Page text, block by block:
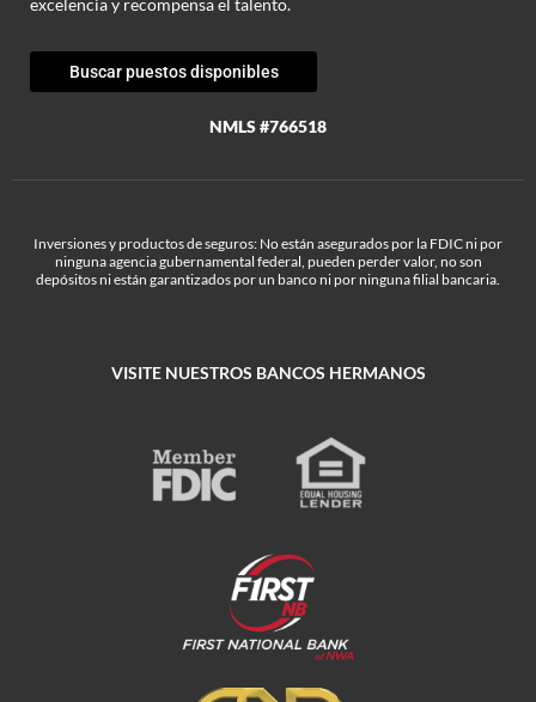
excelencia y recompensa el talento.
Buscar puestos disponibles
NMLS #766518
Inversiones y productos de seguros: No están asegurados por la FDIC ni por
ninguna agencia gubernamental federal, pueden perder valor, no son
depósitos ni están garantizados por un banco ni por ninguna filial bancaria.
VISITE NUESTROS BANCOS HERMANOS